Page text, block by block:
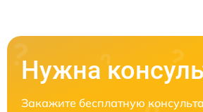
Нужна
Закажите бесплатную